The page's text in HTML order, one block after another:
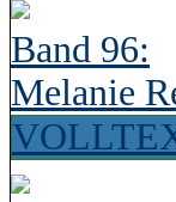
Band 96:
Melanie